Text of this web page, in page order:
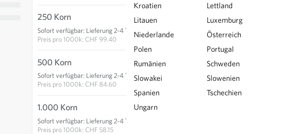
Kroatien
Lettland
Litauen
Luxemburg
Niederlande
Österreich
Polen
Portugal
Rumänien
Schweden
Slowakei
Slowenien
Spanien
Tschechien
Ungarn
250 Korn
Sofort verfügbar: Lieferung 2-4 Tage
Preis pro1000k: CHF 99.40
CHF 24.85
IN DEN WARENKORB
500 Korn
Sofort verfügbar: Lieferung 2-4 Tage
Preis pro1000k: CHF 84.60
CHF 42.30
IN DEN WARENKORB
1.000 Korn
Sofort verfügbar: Lieferung 2-4 Tage
Preis pro1000k: CHF 58.15